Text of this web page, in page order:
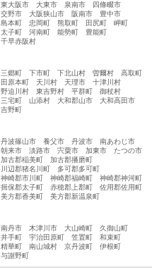
東大阪市 大東市 泉南市
四條畷市
交野市
大阪狭山市 阪南市
豊中市
島本町
忠岡町 熊取町 田尻町
岬町
太子町
河南町 能勢町
豊能町
千早赤阪村
三郷町 下市町 下北山村 曽爾村
高取町
田原本町
天川村 天理市
十津川村
野迫川村
東吉野村 平群町
御杖村
三宅町
山添村 大和郡山市
大和高田市
吉野町
丹波篠山市 養父市 丹波市
南あわじ市
朝来市
淡路市 宍粟市 加東市
たつの市
加古郡稲美町
加古郡播磨町
川辺郡猪名川町
多可郡多可町
神崎郡市川町
神崎郡福崎町
神崎郡神河町
揖保郡太子町
赤穂郡上郡町
佐用郡佐用町
美方郡香美町
美方郡新温泉町
南丹市 木津川市 大山崎町
久御山町
井手町
宇治田原町 笠置町
和束町
精華町
南山城村 京丹波町
伊根町
与謝野町